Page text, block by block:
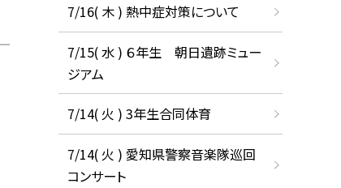
7/16( 木 ) 熱中症対策について
7/15( 水 ) ６年生 朝日遺跡ミュー
ジアム
7/14( 火 ) 3年生合同体育
7/14( 火 ) 愛知県警察音楽隊巡回
コンサート